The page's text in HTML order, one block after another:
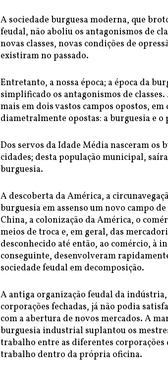
A sociedade burguesa moderna, que
feudal, não aboliu os antagonismos de
novas classes, novas condições de
existiram no passado.
Entretanto, a nossa época; a época da
simplificado os antagonismos de
mais em dois vastos campos opostos, em
diametralmente opostas: a burguesia e
Dos servos da Idade Média nasceram os
cidades; desta população municipal,
burguesia.
A descoberta da América, a
burguesia em assenso um novo campo
China, a colonização da América, o
meios de troca e, em geral, das
desconhecido até então, ao comércio, à
conseguinte, desenvolveram
sociedade feudal em decomposição.
A antiga organização feudal da
corporações fechadas, já não podia
com a abertura de novos mercados. A
burguesia industrial suplantou os
trabalho entre as diferentes
trabalho dentro da própria oficina.